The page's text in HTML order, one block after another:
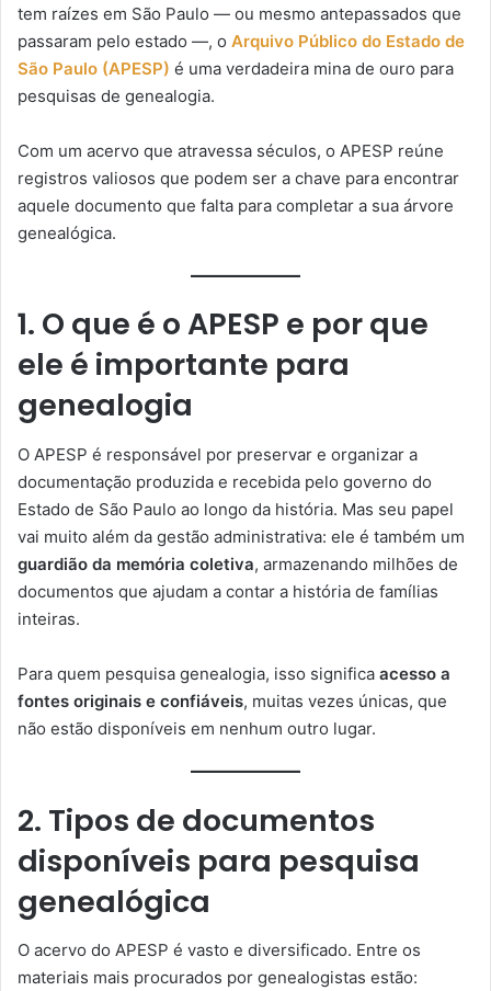
tem raízes em São Paulo — ou mesmo antepassados que
passaram pelo estado —, o Arquivo Público do Estado de
São Paulo (APESP) é uma verdadeira mina de ouro para
pesquisas de genealogia.
Com um acervo que atravessa séculos, o APESP reúne
registros valiosos que podem ser a chave para encontrar
aquele documento que falta para completar a sua árvore
genealógica.
1. O que é o APESP e por que
ele é importante para
genealogia
O APESP é responsável por preservar e organizar a
documentação produzida e recebida pelo governo do
Estado de São Paulo ao longo da história. Mas seu papel
vai muito além da gestão administrativa: ele é também um
guardião da memória coletiva, armazenando milhões de
documentos que ajudam a contar a história de famílias
inteiras.
Para quem pesquisa genealogia, isso significa acesso a
fontes originais e confiáveis, muitas vezes únicas, que
não estão disponíveis em nenhum outro lugar.
2. Tipos de documentos
disponíveis para pesquisa
genealógica
O acervo do APESP é vasto e diversificado. Entre os
materiais mais procurados por genealogistas estão: